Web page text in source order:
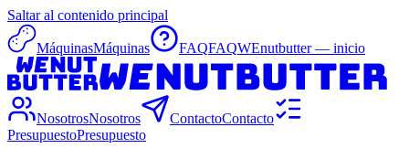
Saltar al contenido principal
MáquinasMáquinas FAQFAQWEnutbutter — inicio
NosotrosNosotros ContactoContacto
PresupuestoPresupuesto